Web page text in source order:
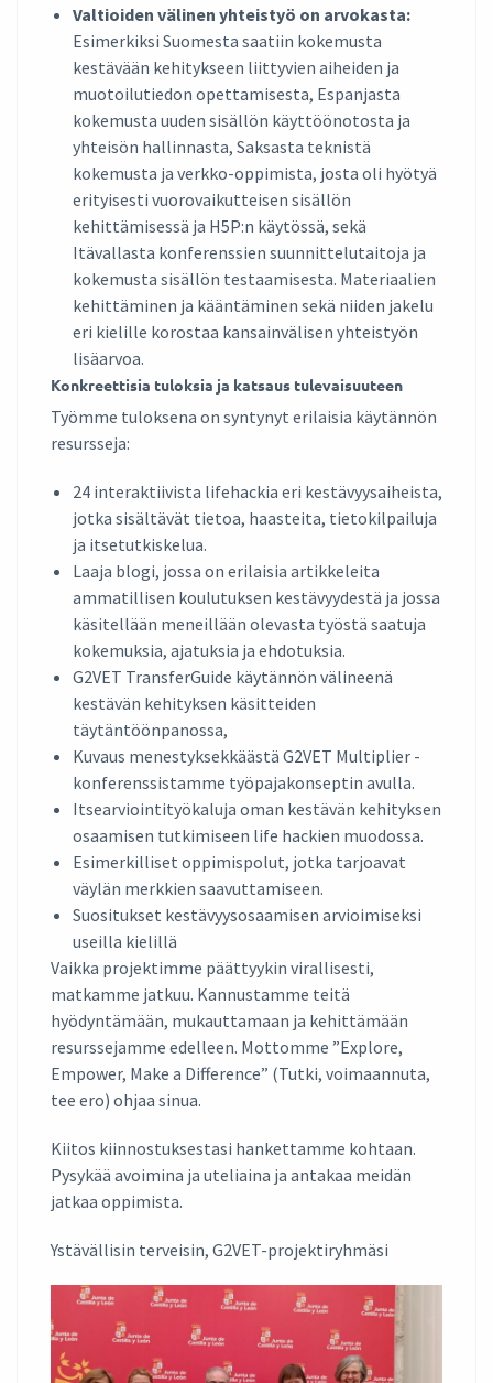
Valtioiden välinen yhteistyö on arvokasta:
Esimerkiksi Suomesta saatiin kokemusta
kestävään kehitykseen liittyvien aiheiden ja
muotoilutiedon opettamisesta, Espanjasta
kokemusta uuden sisällön käyttöönotosta ja
yhteisön hallinnasta, Saksasta teknistä
kokemusta ja verkko-oppimista, josta oli hyötyä
erityisesti vuorovaikutteisen sisällön
kehittämisessä ja H5P:n käytössä, sekä
Itävallasta konferenssien suunnittelutaitoja ja
kokemusta sisällön testaamisesta. Materiaalien
kehittäminen ja kääntäminen sekä niiden jakelu
eri kielille korostaa kansainvälisen yhteistyön
lisäarvoa.
Konkreettisia tuloksia ja katsaus tulevaisuuteen
Työmme tuloksena on syntynyt erilaisia käytännön
resursseja:
24 interaktiivista lifehackia eri kestävyysaiheista,
jotka sisältävät tietoa, haasteita, tietokilpailuja
ja itsetutkiskelua.
Laaja blogi, jossa on erilaisia artikkeleita
ammatillisen koulutuksen kestävyydestä ja jossa
käsitellään meneillään olevasta työstä saatuja
kokemuksia, ajatuksia ja ehdotuksia.
G2VET TransferGuide käytännön välineenä
kestävän kehityksen käsitteiden
täytäntöönpanossa,
Kuvaus menestyksekkäästä G2VET Multiplier -
konferenssistamme työpajakonseptin avulla.
Itsearviointityökaluja oman kestävän kehityksen
osaamisen tutkimiseen life hackien muodossa.
Esimerkilliset oppimispolut, jotka tarjoavat
väylän merkkien saavuttamiseen.
Suositukset kestävyysosaamisen arvioimiseksi
useilla kielillä
Vaikka projektimme päättyykin virallisesti,
matkamme jatkuu. Kannustamme teitä
hyödyntämään, mukauttamaan ja kehittämään
resurssejamme edelleen. Mottomme ”Explore,
Empower, Make a Difference” (Tutki, voimaannuta,
tee ero) ohjaa sinua.
Kiitos kiinnostuksestasi hankettamme kohtaan.
Pysykää avoimina ja uteliaina ja antakaa meidän
jatkaa oppimista.
Ystävällisin terveisin, G2VET-projektiryhmäsi